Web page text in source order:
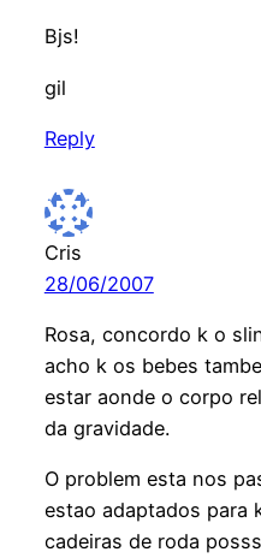
Bjs!
gil
Reply
Cris
28/06/2007
Rosa, concordo k o
acho k os bebes
estar aonde o corpo
da gravidade.
O problem esta nos
estao adaptados para
cadeiras de roda